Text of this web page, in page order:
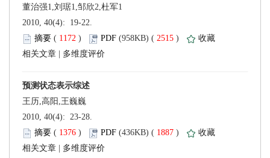
2010, 40(4): 19-22.
(
) 2515 )
2010, 40(4): 23-28.
(
) 1887 )